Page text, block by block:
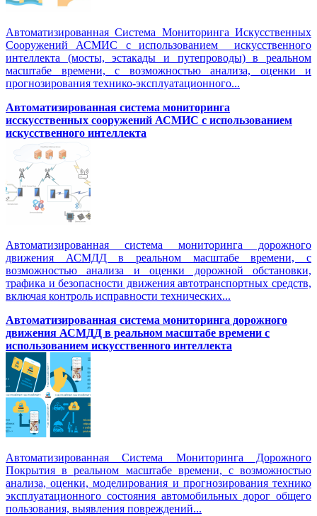
Автоматизированная Система Мониторинга Искусственных
Сооружений АСМИС с использованием искусственного
интеллекта (мосты, эстакады и путепроводы) в реальном
масштабе времени, с возможностью анализа, оценки и
прогнозирования технико-эксплуатационного...
Автоматизированная система мониторинга
исскусственных сооружений АСМИС с использованием
искусственного интеллекта
Автоматизированная система мониторинга дорожного
движения АСМДД в реальном масштабе времени, с
возможностью анализа и оценки дорожной обстановки,
трафика и безопасности движения автотранспортных средств,
включая контроль исправности технических...
Автоматизированная cистема мониторинга дорожного
движения АСМДД в реальном масштабе времени с
использованием искусственного интеллекта
Автоматизированная Система Мониторинга Дорожного
Покрытия в реальном масштабе времени, с возможностью
анализа, оценки, моделирования и прогнозирования технико
эксплуатационного состояния автомобильных дорог общего
пользования, выявления повреждений...